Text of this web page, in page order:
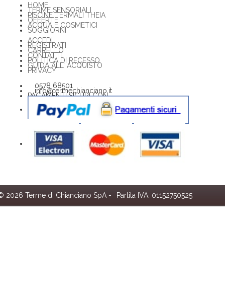
HOME
TERME SENSORIALI
PISCINE TERMALI THEIA
OFFERTE
ACQUA E COSMETICI
SOGGIORNI
ACCEDI
REGISTRATI
CARRELLO
CONTATTI
POLITICA DI RECESSO
GUIDA ALL' ACQUISTO
PRIVACY
0578 68501
info@termechianciano.it
PAGAMENTI SICURI CON
2026 Terme di Chianciano SpA - Partita IVA: 01152750525